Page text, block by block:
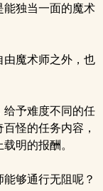
独当一面的魔术
魔术师之外，也
予难度不同的任
怪的任务内容，
明的报酬。
够通行无阻呢？